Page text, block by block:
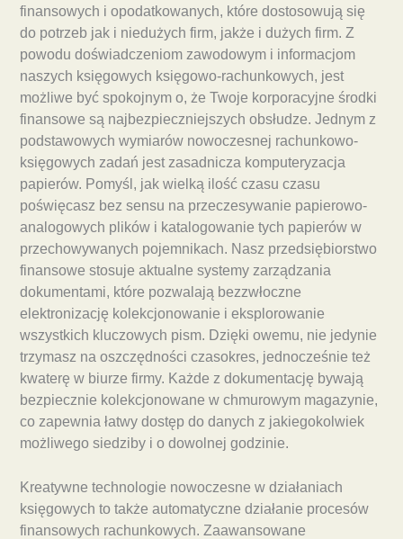
finansowych i opodatkowanych, które dostosowują się
do potrzeb jak i niedużych firm, jakże i dużych firm. Z
powodu doświadczeniom zawodowym i informacjom
naszych księgowych księgowo-rachunkowych, jest
możliwe być spokojnym o, że Twoje korporacyjne środki
finansowe są najbezpieczniejszych obsłudze. Jednym z
podstawowych wymiarów nowoczesnej rachunkowo-
księgowych zadań jest zasadnicza komputeryzacja
papierów. Pomyśl, jak wielką ilość czasu czasu
poświęcasz bez sensu na przeczesywanie papierowo-
analogowych plików i katalogowanie tych papierów w
przechowywanych pojemnikach. Nasz przedsiębiorstwo
finansowe stosuje aktualne systemy zarządzania
dokumentami, które pozwalają bezzwłoczne
elektronizację kolekcjonowanie i eksplorowanie
wszystkich kluczowych pism. Dzięki owemu, nie jedynie
trzymasz na oszczędności czasokres, jednocześnie też
kwaterę w biurze firmy. Każde z dokumentację bywają
bezpiecznie kolekcjonowane w chmurowym magazynie,
co zapewnia łatwy dostęp do danych z jakiegokolwiek
możliwego siedziby i o dowolnej godzinie.
Kreatywne technologie nowoczesne w działaniach
księgowych to także automatyczne działanie procesów
finansowych rachunkowych. Zaawansowane